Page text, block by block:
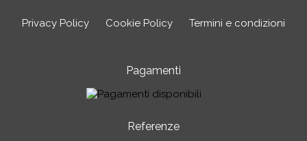
Privacy Policy Cookie Policy Termini e condizioni
Pagamenti
Referenze